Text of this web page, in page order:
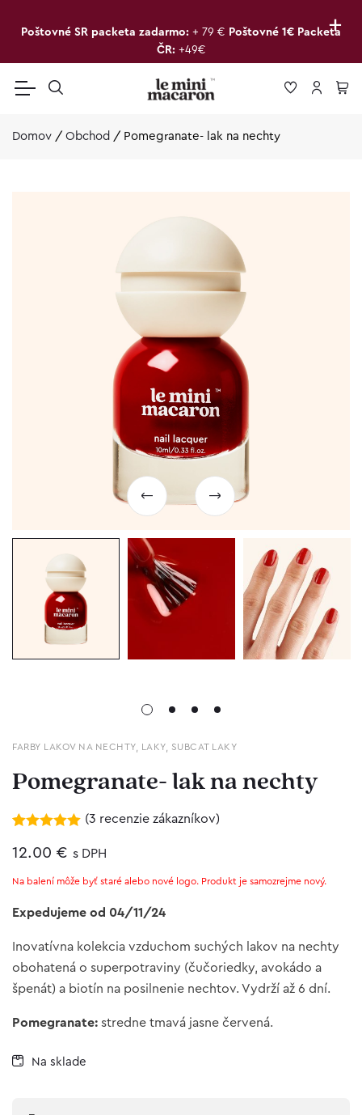
+
Poštovné SR packeta zadarmo: + 79 € Poštovné 1€ Packeta
ČR: +49€
Domov / Obchod / Pomegranate- lak na nechty
FARBY LAKOV NA NECHTY, LAKY, SUBCAT LAKY
Pomegranate- lak na nechty
5.00z 5 na
zákazníckych
(3 recenzie zákazníkov)
12.00 € s DPH
Na balení môže byť staré alebo nové logo. Produkt je samozrejme nový.
Expedujeme od 04/11/24
Inovatívna kolekcia vzduchom suchých lakov na nechty
obohatená o superpotraviny (čučoriedky, avokádo a
špenát) a biotín na posilnenie nechtov. Vydrží až 6 dní.
Pomegranate: stredne tmavá jasne červená.
Na sklade